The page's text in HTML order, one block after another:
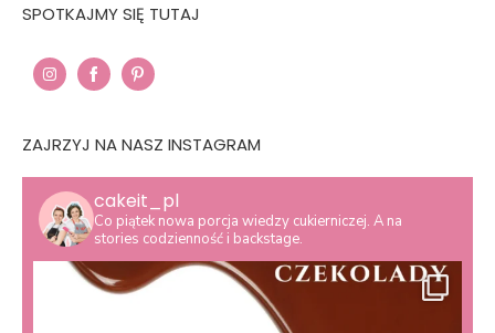
SPOTKAJMY SIĘ TUTAJ
InstagramFacebookPinterest
ZAJRZYJ NA NASZ INSTAGRAM
cakeit_pl
Co piątek nowa porcja wiedzy cukierniczej. A na
stories codzienność i backstage.